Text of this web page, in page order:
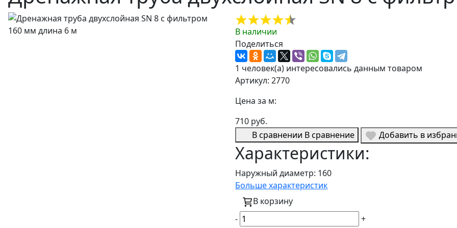
В наличии
Поделиться
1 человек(а) интересовались данным товаром
Артикул: 2770
Цена за м:
710 руб.
В сравнении В сравнение Добавить в
Характеристики:
Наружный диаметр: 160
Больше характеристик
В корзину
-
+